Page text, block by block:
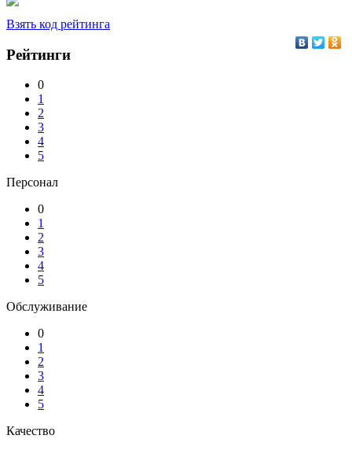
Взять код рейтинга
Рейтинги
0
1
2
3
4
5
Персонал
0
1
2
3
4
5
Обслуживание
0
1
2
3
4
5
Качество